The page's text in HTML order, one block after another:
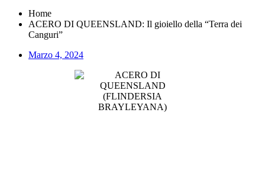
Home
ACERO DI QUEENSLAND: Il gioiello della “Terra dei
Canguri”
Marzo 4, 2024